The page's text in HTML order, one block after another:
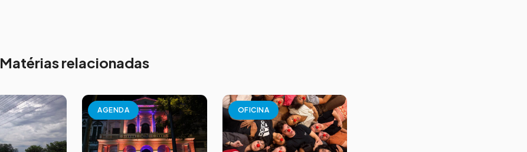
Matérias relacionadas
AGENDA OFICINA